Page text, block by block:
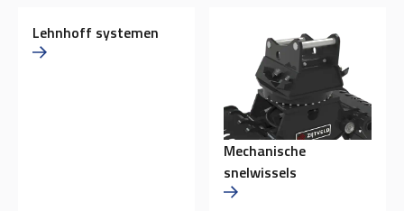
Lehnhoff systemen
Mechanische
snelwissels